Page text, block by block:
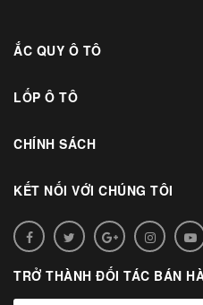
ẮC QUY Ô TÔ
LỐP Ô TÔ
CHÍNH SÁCH
KẾT NỐI VỚI CHÚNG TÔI
TRỞ THÀNH ĐỐI TÁC BÁN